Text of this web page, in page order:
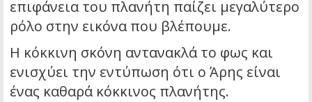
επιφάνεια του πλανήτη παίζει μεγαλύτερο
ρόλο στην εικόνα που βλέπουμε.
Η κόκκινη σκόνη αντανακλά το φως και
ενισχύει την εντύπωση ότι ο Άρης είναι
ένας καθαρά κόκκινος πλανήτης.